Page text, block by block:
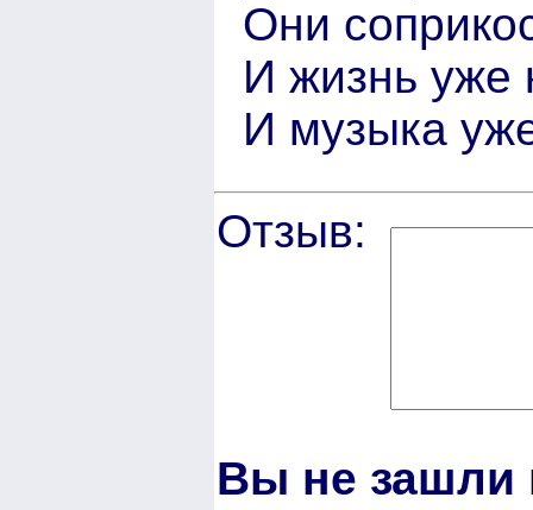
Они
И жизнь уже
И музыка
Отзыв:
Вы не зашли